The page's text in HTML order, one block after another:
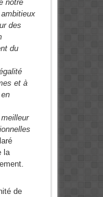
notre
des
du
et à
la
de